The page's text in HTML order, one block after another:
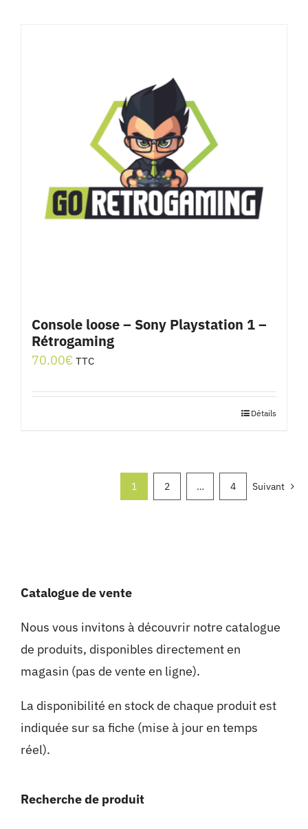
Console loose – Sony Playstation 1 –
Rétrogaming
70.00€ TTC
Détails
1 2 … 4 Suivant
Catalogue de vente
Nous vous invitons à découvrir notre catalogue
de produits, disponibles directement en
magasin (pas de vente en ligne).
La disponibilité en stock de chaque produit est
indiquée sur sa fiche (mise à jour en temps
réel).
Recherche de produit